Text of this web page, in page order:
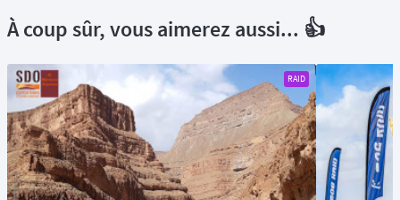
À coup sûr, vous aimerez aussi... 👍
RAID